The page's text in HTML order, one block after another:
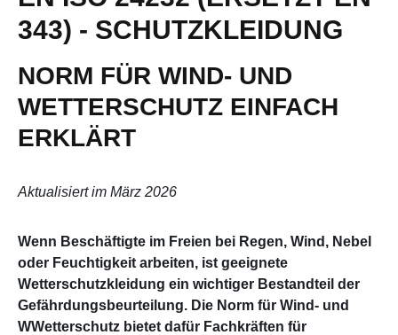
343) - SCHUTZKLEIDUNG
NORM FÜR WIND- UND
WETTERSCHUTZ EINFACH
ERKLÄRT
Aktualisiert im März 2026
Wenn Beschäftigte im Freien bei Regen, Wind, Nebel
oder Feuchtigkeit arbeiten, ist geeignete
Wetterschutzkleidung ein wichtiger Bestandteil der
Gefährdungsbeurteilung. Die Norm für Wind- und
WWetterschutz bietet dafür Fachkräften für